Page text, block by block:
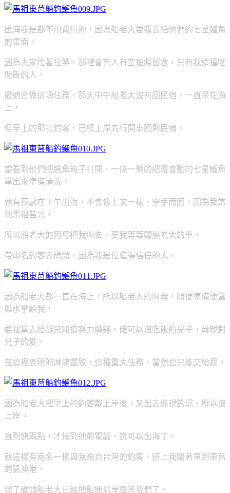
出海我是都不用費用的，因為船老大要我去拍他們釣七星鱸魚
的畫面，
因為大家忙著拉竿，那裡會有人有空拍照留念，只有我這種吃
閒飯的人，
最適合做這項任務。那天中午船老大沒有回民宿，一直呆在海
上，
但早上的那批釣客，已經上岸先行開車回到民宿。
當看到他們把裝魚箱子打開，一條一條的把還會動的七星鱸魚
拿出來準備清洗，
就有預感在下午出海，不會像上次一樣，空手而回。因為我常
到馬祖莒光，
所以船老大的阿母把我叫去，要我等等開船老大的車，
帶兩名釣客去碼頭，因為我是位值得信任的人。
因為船老大都一直在海上，所以船老大的阿母，順便準備便當
與水拿給我，
要我拿去給那只知道努力賺錢，確可以沒吃飯的兒子，母親對
兒子的愛，
在這裡表現的淋漓盡致，這種重大任務，當然也只能交給我。
因為船老大把早上的釣客戴上岸後，又出去巡視釣況，所以沒
上岸。
直到快兩點，才接到他的電話，說可以出海了。
就這樣有兩名一樣與我來自台灣的釣客，搭上我開著車到東莒
的猛澳港，
到了碼頭船老大已經把船開到岸邊等我們了。